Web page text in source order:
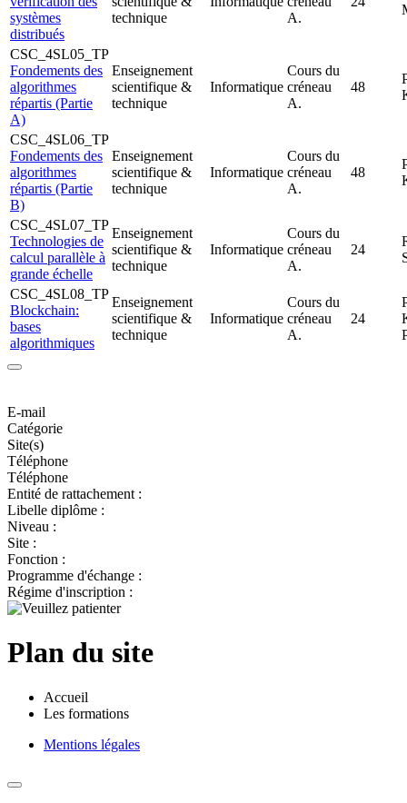
systèmes
distribués
technique
A.
CSC_4SL05_TP
Fondements des
algorithmes
répartis (Partie
A)
Enseignement
scientifique &
technique
Informatique
Cours du
créneau
A.
48
CSC_4SL06_TP
Fondements des
algorithmes
répartis (Partie
B)
Enseignement
scientifique &
technique
Informatique
Cours du
créneau
A.
48
CSC_4SL07_TP
Technologies de
calcul parallèle à
grande échelle
Enseignement
scientifique &
technique
Informatique
Cours du
créneau
A.
24
CSC_4SL08_TP
Blockchain:
bases
algorithmiques
Enseignement
scientifique &
technique
Informatique
Cours du
créneau
A.
24
E-mail
Catégorie
Site(s)
Téléphone
Téléphone
Entité de rattachement :
Libelle diplôme :
Niveau :
Site :
Fonction :
Programme d'échange :
Régime d'inscription :
Plan du site
Accueil
Les formations
Mentions légales